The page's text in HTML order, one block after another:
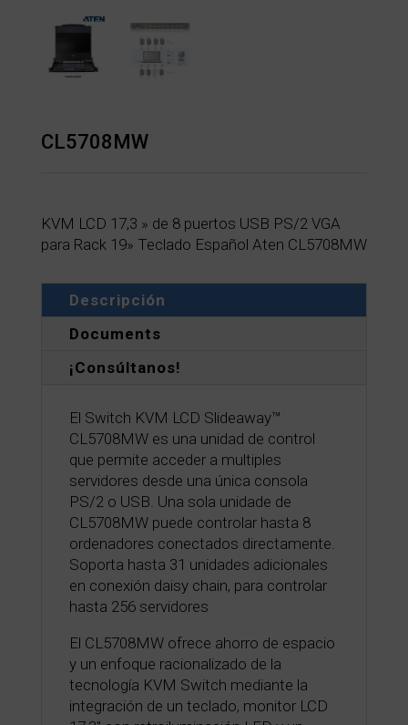
CL5708MW
KVM LCD 17,3 » de 8 puertos USB PS/2 VGA
para Rack 19» Teclado Español Aten CL5708MW
Descripción
Documents
¡Consúltanos!
El Switch KVM LCD Slideaway™
CL5708MW es una unidad de control
que permite acceder a multiples
servidores desde una única consola
PS/2 o USB. Una sola unidade de
CL5708MW puede controlar hasta 8
ordenadores conectados directamente.
Soporta hasta 31 unidades adicionales
en conexión daisy chain, para controlar
hasta 256 servidores
El CL5708MW ofrece ahorro de espacio
y un enfoque racionalizado de la
tecnología KVM Switch mediante la
integración de un teclado, monitor LCD